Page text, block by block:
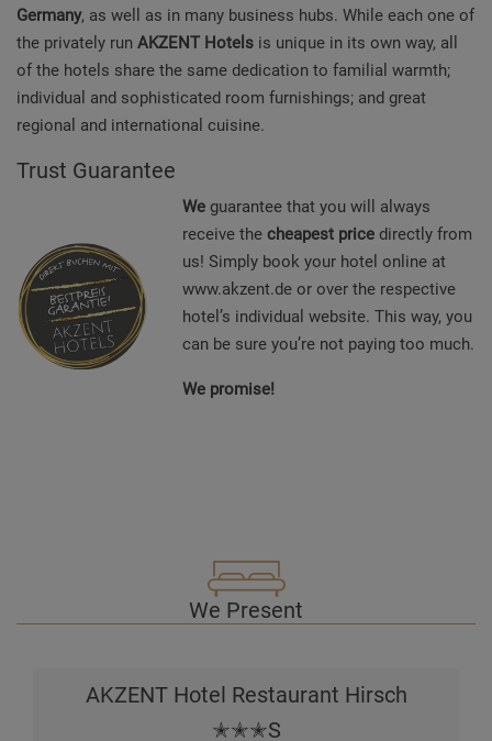
Germany, as well as in many business hubs. While each one of
the privately run AKZENT Hotels is unique in its own way, all
of the hotels share the same dedication to familial warmth;
individual and sophisticated room furnishings; and great
regional and international cuisine.
Trust Guarantee
We guarantee that you will always
receive the cheapest price directly from
us! Simply book your hotel online at
www.akzent.de or over the respective
hotel’s individual website. This way, you
can be sure you’re not paying too much.
We promise!
We Present
AKZENT Hotel Restaurant Hirsch
✭✭✭S